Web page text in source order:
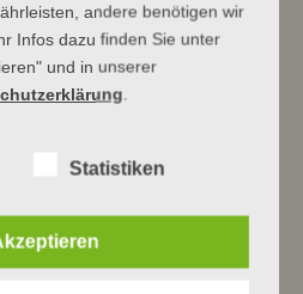
andere benötigen wir
Infos dazu finden Sie unter
und in unserer
.
Statistiken